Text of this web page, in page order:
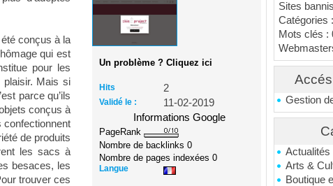
Sites
Catégories
Mots clés :
Gestion
Actualités
Arts &
Boutique
conçus à la
qui est
pour les
plaisir. Mais si
parce qu’ils
conçus à
confectionnent
de produits
les sacs à
besaces, les
trouver ces
Un problème ? Cliquez ici
Hits 2
Validé le :
11-02-2019
Informations Google
PageRank
Nombre de backlinks0
Nombre de pages indexées0
Langue